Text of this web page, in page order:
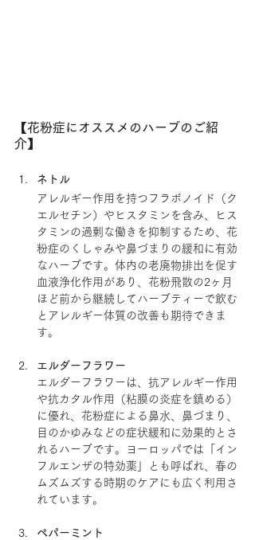
【花粉症にオススメのハーブのご紹
介】
ネトル
アレルギー作用を持つフラボノイド（ク
エルセチン）やヒスタミンを含み、ヒス
タミンの過剰な働きを抑制するため、花
粉症のくしゃみや鼻づまりの緩和に有効
なハーブです。体内の老廃物排出を促す
血液浄化作用があり、花粉飛散の2ヶ月
ほど前から継続してハーブティーで飲む
とアレルギー体質の改善も期待できま
す。
エルダーフラワー
エルダーフラワーは、抗アレルギー作用
や抗カタル作用（粘膜の炎症を鎮める）
に優れ、花粉症による鼻水、鼻づまり、
目のかゆみなどの症状緩和に効果的とさ
れるハーブです。ヨーロッパでは「イン
フルエンザの特効薬」とも呼ばれ、春の
ムズムズする時期のケアにも広く利用さ
れています。
ペパーミント